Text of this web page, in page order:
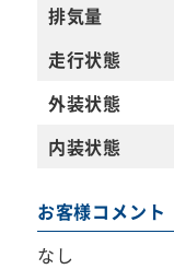
排気量
走行状態
外装状態
内装状態
お客様コメント
なし